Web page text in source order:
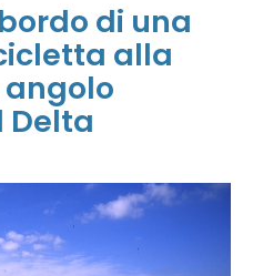
di una
alla
Delta